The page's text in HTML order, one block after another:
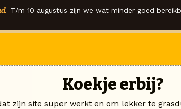
T/m 10 augustus zijn we wat minder goed
Koekje erbij?
zijn site super werkt en om lekker te